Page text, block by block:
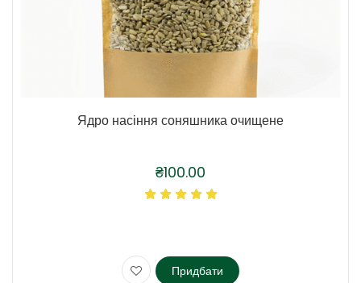
Ядро насіння соняшника очищене
₴100.00
Придбати